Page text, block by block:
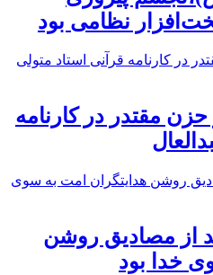
نظامی بود
حزن مقتدر در کارنامه
از مصادیق روشن
خدا بود